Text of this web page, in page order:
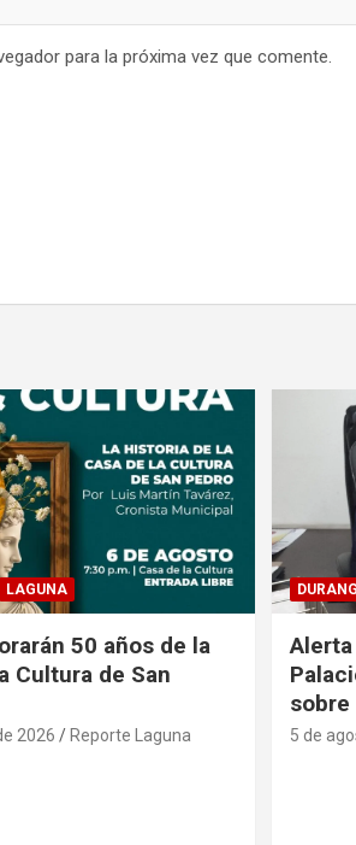
para la próxima vez que comente.
LAGUNA
50 años de la
Cultura de San
2026 Reporte Laguna
sobre
5 de